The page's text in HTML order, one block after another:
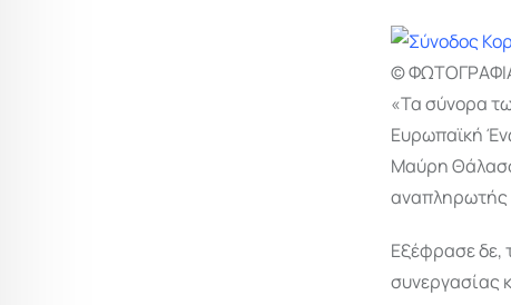
© ΦΩΤΟΓΡΑΦΙΑ
«Τα σύνορα
Ευρωπαϊκή
Μαύρη
αναπληρωτής
Εξέφρασε δε,
συνεργασίας